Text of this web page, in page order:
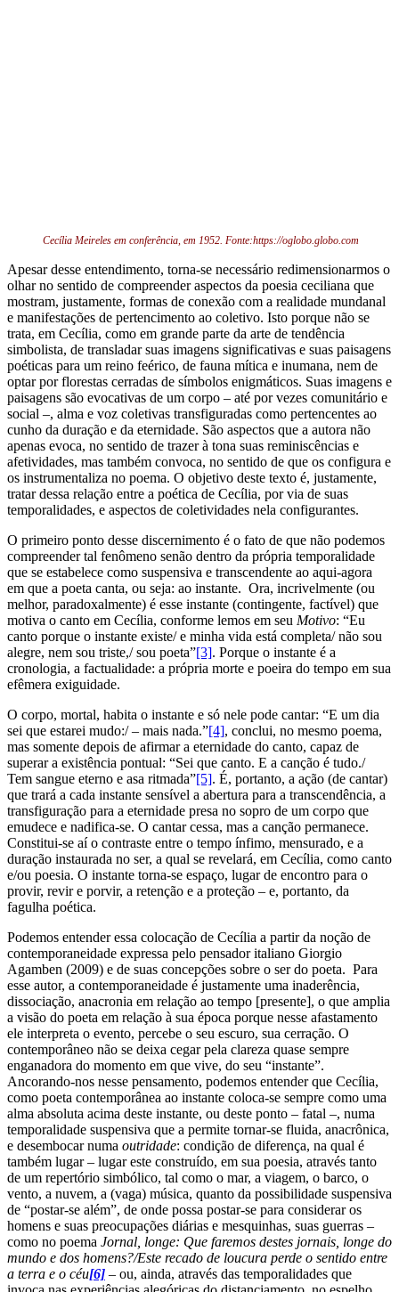
Cecília Meireles em conferência, em 1952. Fonte:https://oglobo.globo.com
Apesar desse entendimento, torna-se necessário redimensionarmos o
olhar no sentido de compreender aspectos da poesia ceciliana que
mostram, justamente, formas de conexão com a realidade mundanal
e manifestações de pertencimento ao coletivo. Isto porque não se
trata, em Cecília, como em grande parte da arte de tendência
simbolista, de transladar suas imagens significativas e suas paisagens
poéticas para um reino feérico, de fauna mítica e inumana, nem de
optar por florestas cerradas de símbolos enigmáticos. Suas imagens e
paisagens são evocativas de um corpo – até por vezes comunitário e
social –, alma e voz coletivas transfiguradas como pertencentes ao
cunho da duração e da eternidade. São aspectos que a autora não
apenas evoca, no sentido de trazer à tona suas reminiscências e
afetividades, mas também convoca, no sentido de que os configura e
os instrumentaliza no poema. O objetivo deste texto é, justamente,
tratar dessa relação entre a poética de Cecília, por via de suas
temporalidades, e aspectos de coletividades nela configurantes.
O primeiro ponto desse discernimento é o fato de que não podemos
compreender tal fenômeno senão dentro da própria temporalidade
que se estabelece como suspensiva e transcendente ao aqui-agora
em que a poeta canta, ou seja: ao instante. Ora, incrivelmente (ou
melhor, paradoxalmente) é esse instante (contingente, factível) que
motiva o canto em Cecília, conforme lemos em seu Motivo: “Eu
canto porque o instante existe/ e minha vida está completa/ não sou
alegre, nem sou triste,/ sou poeta”[3]. Porque o instante é a
cronologia, a factualidade: a própria morte e poeira do tempo em sua
efêmera exiguidade.
O corpo, mortal, habita o instante e só nele pode cantar: “E um dia
sei que estarei mudo:/ – mais nada.”[4], conclui, no mesmo poema,
mas somente depois de afirmar a eternidade do canto, capaz de
superar a existência pontual: “Sei que canto. E a canção é tudo./
Tem sangue eterno e asa ritmada”[5]. É, portanto, a ação (de cantar)
que trará a cada instante sensível a abertura para a transcendência, a
transfiguração para a eternidade presa no sopro de um corpo que
emudece e nadifica-se. O cantar cessa, mas a canção permanece.
Constitui-se aí o contraste entre o tempo ínfimo, mensurado, e a
duração instaurada no ser, a qual se revelará, em Cecília, como canto
e/ou poesia. O instante torna-se espaço, lugar de encontro para o
provir, revir e porvir, a retenção e a proteção – e, portanto, da
fagulha poética.
Podemos entender essa colocação de Cecília a partir da noção de
contemporaneidade expressa pelo pensador italiano Giorgio
Agamben (2009) e de suas concepções sobre o ser do poeta. Para
esse autor, a contemporaneidade é justamente uma inaderência,
dissociação, anacronia em relação ao tempo [presente], o que amplia
a visão do poeta em relação à sua época porque nesse afastamento
ele interpreta o evento, percebe o seu escuro, sua cerração. O
contemporâneo não se deixa cegar pela clareza quase sempre
enganadora do momento em que vive, do seu “instante”.
Ancorando-nos nesse pensamento, podemos entender que Cecília,
como poeta contemporânea ao instante coloca-se sempre como uma
alma absoluta acima deste instante, ou deste ponto – fatal –, numa
temporalidade suspensiva que a permite tornar-se fluida, anacrônica,
e desembocar numa outridade: condição de diferença, na qual é
também lugar – lugar este construído, em sua poesia, através tanto
de um repertório simbólico, tal como o mar, a viagem, o barco, o
vento, a nuvem, a (vaga) música, quanto da possibilidade suspensiva
de “postar-se além”, de onde possa postar-se para considerar os
homens e suas preocupações diárias e mesquinhas, suas guerras –
como no poema Jornal, longe: Que faremos destes jornais, longe do
mundo e dos homens?/Este recado de loucura perde o sentido entre
a terra e o céu[6] – ou, ainda, através das temporalidades que